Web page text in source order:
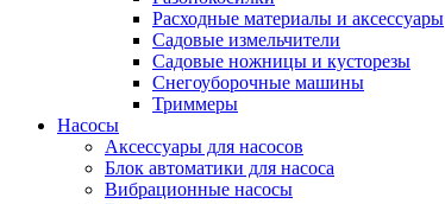
Расходные материалы и аксессуары
Садовые измельчители
Садовые ножницы и кусторезы
Снегоуборочные машины
Триммеры
Насосы
Аксессуары для насосов
Блок автоматики для насоса
Вибрационные насосы